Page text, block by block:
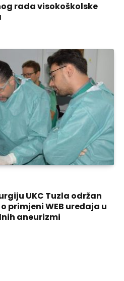
rada visokoškolske
UKC Tuzla održan
primjeni WEB uređaja u
aneurizmi